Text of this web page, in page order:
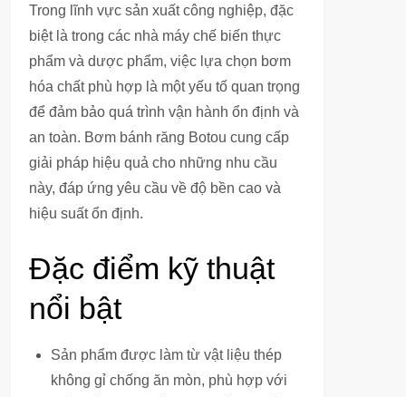
Trong lĩnh vực sản xuất công nghiệp, đặc
biệt là trong các nhà máy chế biến thực
phẩm và dược phẩm, việc lựa chọn bơm
hóa chất phù hợp là một yếu tố quan trọng
để đảm bảo quá trình vận hành ổn định và
an toàn. Bơm bánh răng Botou cung cấp
giải pháp hiệu quả cho những nhu cầu
này, đáp ứng yêu cầu về độ bền cao và
hiệu suất ổn định.
Đặc điểm kỹ thuật
nổi bật
Sản phẩm được làm từ vật liệu thép
không gỉ chống ăn mòn, phù hợp với